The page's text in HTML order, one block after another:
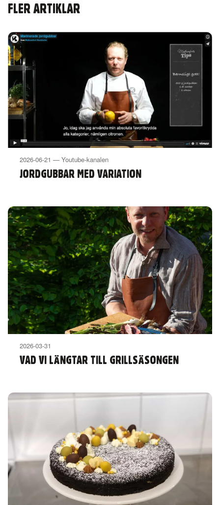
FLER ARTIKLAR
2026-06-21 — Youtube-kanalen
JORDGUBBAR MED VARIATION
2026-03-31
VAD VI LÄNGTAR TILL GRILLSÄSONGEN